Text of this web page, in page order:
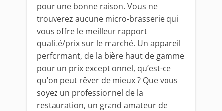
pour une bonne raison. Vous ne
trouverez aucune micro-brasserie qui
vous offre le meilleur rapport
qualité/prix sur le marché. Un appareil
performant, de la bière haut de gamme
pour un prix exceptionnel, qu’est-ce
qu’on peut rêver de mieux ? Que vous
soyez un professionnel de la
restauration, un grand amateur de